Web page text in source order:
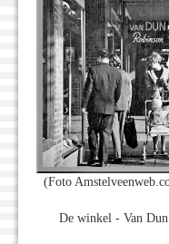
(Foto
De winkel - Van